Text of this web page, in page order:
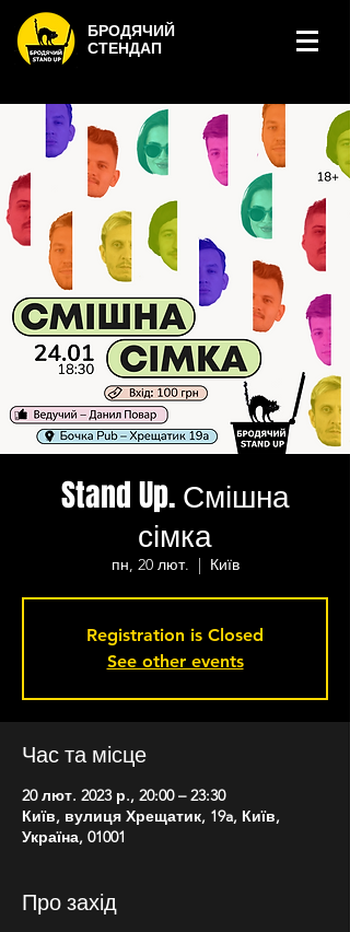
БРОДЯЧИЙ
СТЕНДАП
Stand Up. Смішна
сімка
пн, 20 лют.
  |
Київ
Registration is Closed
See other events
Час та місце
20 лют. 2023 р., 20:00 – 23:30
Київ, вулиця Хрещатик, 19a, Київ,
Україна, 01001
Про захід